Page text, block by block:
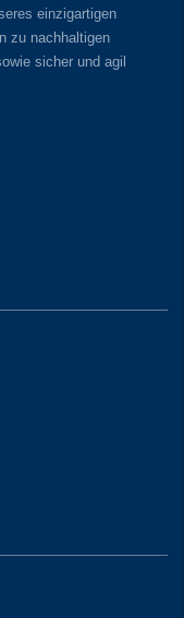
einzigartigen
zu nachhaltigen
sicher und agil